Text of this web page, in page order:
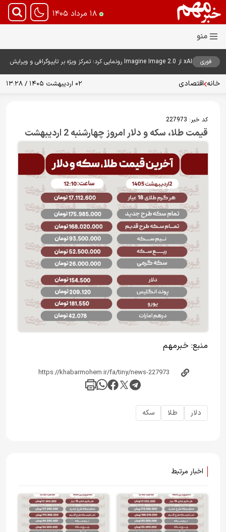
۱۸ مرداد ۱۴۰۵
فوری
xAI از Imagine Image 2.0 رونمایی کرد؛ تمرکز ویژه بر تایپوگرافی و ویرایش
خانه اقتصادی ۰۲ اردیبهشت ۱۴۰۵ / ۱۳:۲۸
کد خبر: 227973
قیمت طلا، سکه و دلار امروز چهارشنبه 2 اردیبهشت
منبع: خبر‌مهم
دلار طلا سکه
اخبار مرتبط